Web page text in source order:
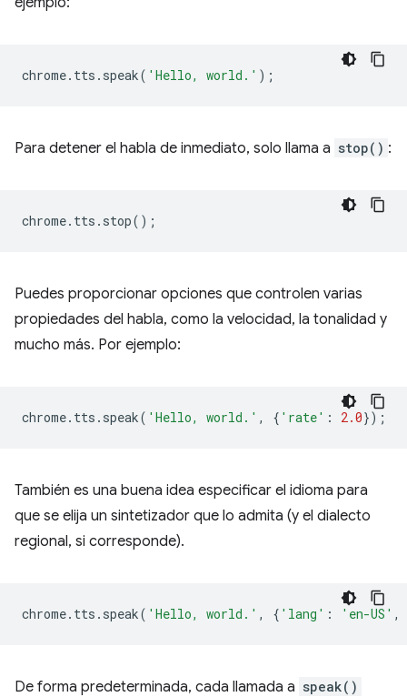
chrome. tts . speak( 'Hello, world.' );
Para detener el habla de inmediato, solo llama a stop() :
chrome. tts . stop();
Puedes proporcionar opciones que controlen varias
propiedades del habla, como la velocidad, la tonalidad y
mucho más. Por ejemplo:
chrome. tts . speak( 'Hello, world.' , { 'rate' : 2.0});
También es una buena idea especificar el idioma para
que se elija un sintetizador que lo admita (y el dialecto
regional, si corresponde).
chrome. tts . speak( 'Hello, world.' , { 'lang' : 'en-US' ,
De forma predeterminada, cada llamada a speak()